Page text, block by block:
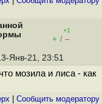
+1
+ / –
Янв-21, 23:51
мозила и лиса - как
Cообщить модератору